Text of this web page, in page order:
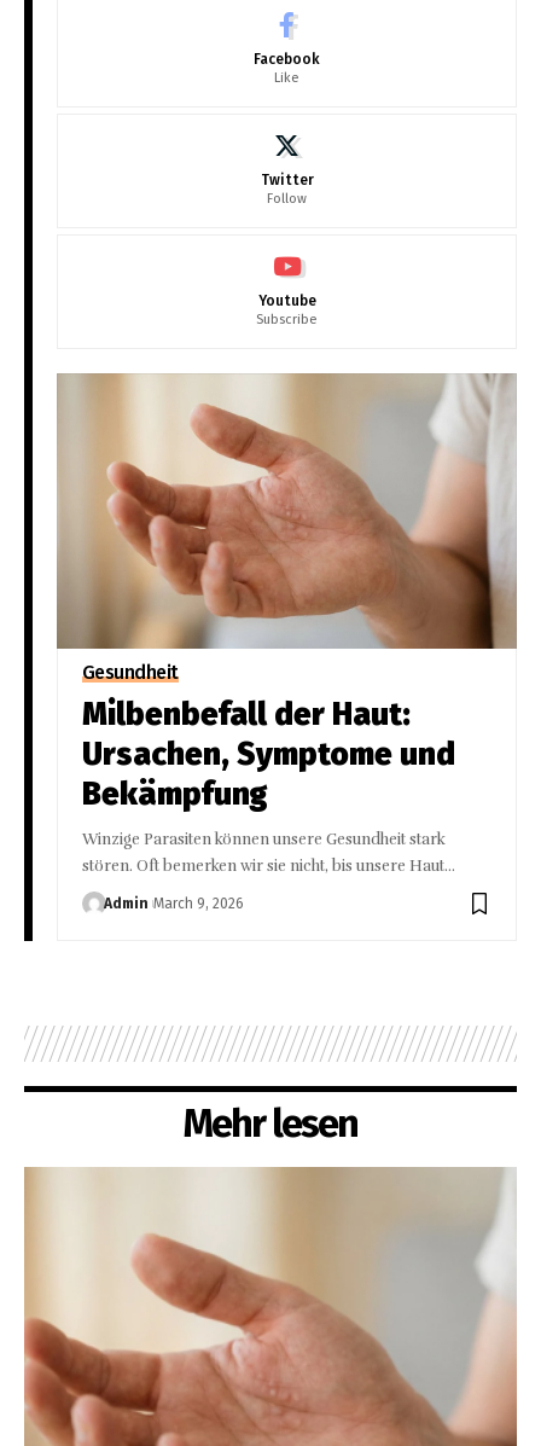
Facebook
Like
Twitter
Follow
Youtube
Subscribe
Gesundheit
Milbenbefall der Haut:
Ursachen, Symptome und
Bekämpfung
Winzige Parasiten können unsere Gesundheit stark
stören. Oft bemerken wir sie nicht, bis unsere Haut…
Admin March 9, 2026
Mehr lesen